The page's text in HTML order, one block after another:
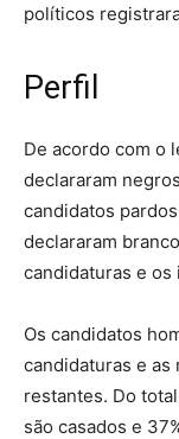
políticos
Perfil
De acordo com o
declararam
candidatos
declararam
candidaturas e os
Os candidatos
candidaturas e
restantes. Do
são casados e